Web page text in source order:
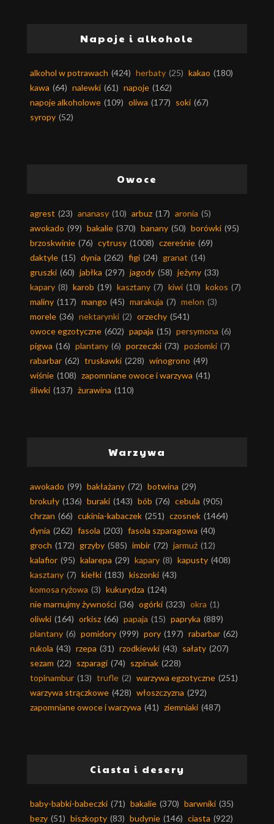
Napoje i alkohole
alkohol w potrawach (424) herbaty (25) kakao (180)
kawa (64) nalewki (61) napoje (162)
napoje alkoholowe (109) oliwa (177) soki (67)
syropy (52)
Owoce
agrest (23) ananasy (10) arbuz (17) aronia (5)
awokado (99) bakalie (370) banany (50) borówki (95)
brzoskwinie (76) cytrusy (1008) czereśnie (69)
daktyle (15) dynia (262) figi (24) granat (14)
gruszki (60) jabłka (297) jagody (58) jeżyny (33)
kapary (8) karob (19) kasztany (7) kiwi (10) kokos (7)
maliny (117) mango (45) marakuja (7) melon (3)
morele (36) nektarynki (2) orzechy (541)
owoce egzotyczne (602) papaja (15) persymona (6)
pigwa (16) plantany (6) porzeczki (73) poziomki (7)
rabarbar (62) truskawki (228) winogrono (49)
wiśnie (108) zapomniane owoce i warzywa (41)
śliwki (137) żurawina (110)
Warzywa
awokado (99) bakłażany (72) botwina (29)
brokuły (136) buraki (143) bób (76) cebula (905)
chrzan (66) cukinia-kabaczek (251) czosnek (1464)
dynia (262) fasola (203) fasola szparagowa (40)
groch (172) grzyby (585) imbir (72) jarmuż (12)
kalafior (95) kalarepa (29) kapary (8) kapusty (408)
kasztany (7) kiełki (183) kiszonki (43)
komosa ryżowa (3) kukurydza (124)
nie marnujmy żywności (36) ogórki (323) okra (1)
oliwki (164) orkisz (66) papaja (15) papryka (889)
plantany (6) pomidory (999) pory (197) rabarbar (62)
rukola (43) rzepa (31) rzodkiewki (43) sałaty (207)
sezam (22) szparagi (74) szpinak (228)
topinambur (13) trufle (2) warzywa egzotyczne (251)
warzywa strączkowe (428) włoszczyzna (292)
zapomniane owoce i warzywa (41) ziemniaki (487)
Ciasta i desery
baby-babki-babeczki (71) bakalie (370) barwniki (35)
bezy (51) biszkopty (83) budynie (146) ciasta (922)